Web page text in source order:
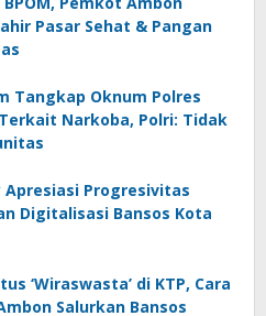
Pasar Sehat & Pangan
Tangkap Oknum Polres
Narkoba, Polri: Tidak
Apresiasi Progresivitas
Digitalisasi Bansos Kota
‘Wiraswasta’ di KTP, Cara
Salurkan Bansos